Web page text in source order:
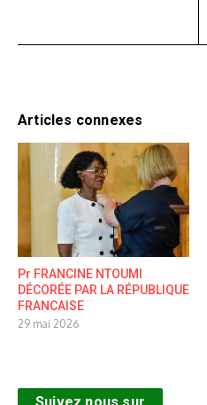
Articles connexes
Pr FRANCINE NTOUMI
DÉCORÉE PAR LA RÉPUBLIQUE
FRANCAISE
29 mai 2026